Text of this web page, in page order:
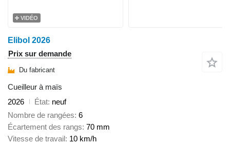
VIDÉO
Elibol 2026
Prix sur demande
Du fabricant
Cueilleur à maïs
2026
État neuf
Nombre de rangées 6
Écartement des rangs 70 mm
Vitesse de travail 10 km/h